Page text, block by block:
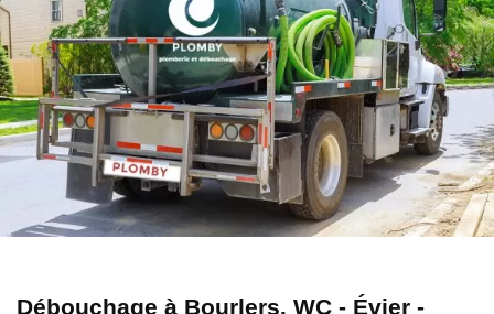
Débouchage à Bourlers. WC - Évier -